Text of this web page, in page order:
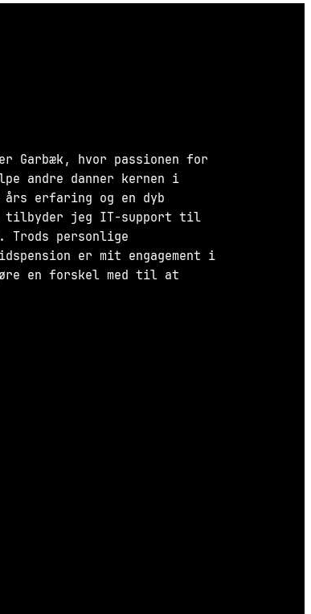
Garbæk, hvor passionen for
andre danner kernen i
års erfaring og en dyb
tilbyder jeg IT-support til
Trods personlige
er mit engagement i
en forskel med til at